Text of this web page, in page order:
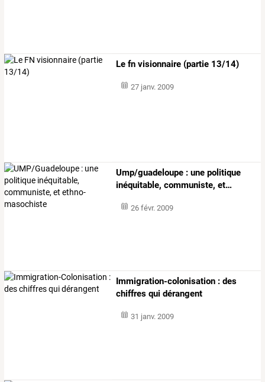
Le fn visionnaire (partie 13/14)
27 janv. 2009
Ump/guadeloupe : une politique
inéquitable, communiste, et…
26 févr. 2009
Immigration-colonisation : des
chiffres qui dérangent
31 janv. 2009